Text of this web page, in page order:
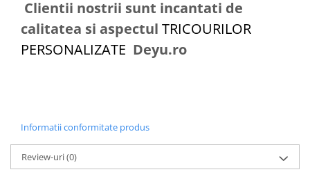
Clientii nostrii sunt incantati de
calitatea si aspectul TRICOURILOR
PERSONALIZATE Deyu.ro
Informatii conformitate produs
Review-uri(0)